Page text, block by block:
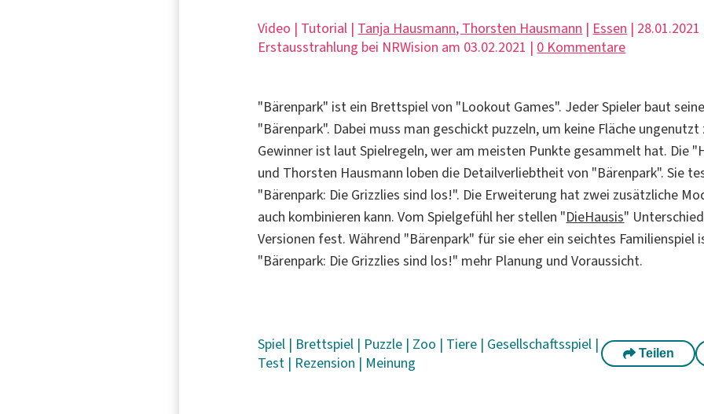
Video | Tutorial | Tanja Hausmann, Thorsten Hausmann | Essen | 28.01.2021
Erstausstrahlung bei NRWision am 03.02.2021 | 0 Kommentare
"Bärenpark" ist ein Brettspiel von "Lookout Games". Jeder Spieler baut
"Bärenpark". Dabei muss man geschickt puzzeln, um keine Fläche ungenutzt
Gewinner ist laut Spielregeln, wer am meisten Punkte gesammelt hat. Die
und Thorsten Hausmann loben die Detailverliebtheit von "Bärenpark". Sie
"Bärenpark: Die Grizzlies sind los!". Die Erweiterung hat zwei zusätzliche
auch kombinieren kann. Vom Spielgefühl her stellen "DieHausis"
Versionen fest. Während "Bärenpark" für sie eher ein seichtes
"Bärenpark: Die Grizzlies sind los!" mehr Planung und Voraussicht.
Spiel | Brettspiel | Puzzle | Zoo | Tiere | Gesellschaftsspiel |
Test | Rezension | Meinung
Teilen